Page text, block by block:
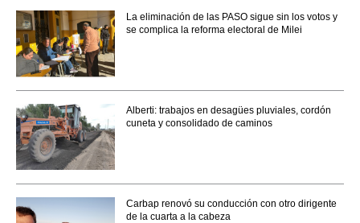
La eliminación de las PASO sigue sin los votos y
se complica la reforma electoral de Milei
Alberti: trabajos en desagües pluviales, cordón
cuneta y consolidado de caminos
Carbap renovó su conducción con otro dirigente
de la cuarta a la cabeza